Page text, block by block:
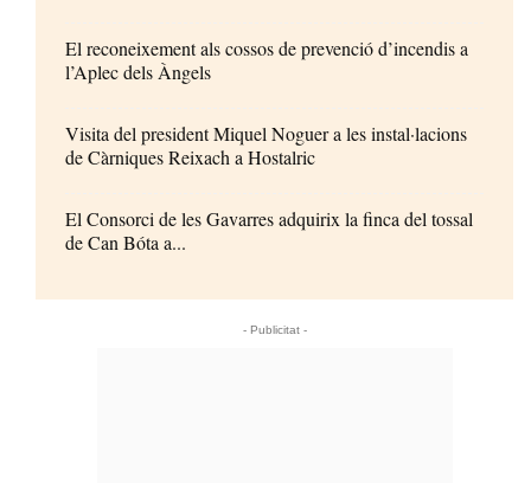
El reconeixement als cossos de prevenció d’incendis a
l’Aplec dels Àngels
Visita del president Miquel Noguer a les instal·lacions
de Càrniques Reixach a Hostalric
El Consorci de les Gavarres adquirix la finca del tossal
de Can Bóta a...
- Publicitat -